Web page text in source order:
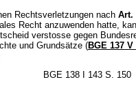
Rechtsverletzungen nach Art.
Recht anzuwenden hatte,
verstosse gegen
und Grundsätze (BGE 137 V
BGE 138 I 143 S. 150